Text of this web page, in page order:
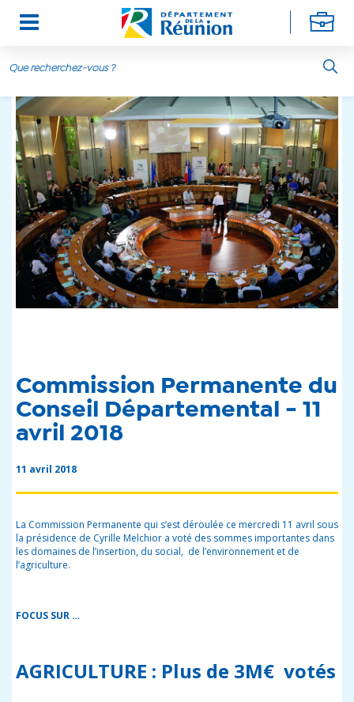
Aller au contenu principal
Commission Permanente du
Conseil Départemental - 11
avril 2018
11 avril 2018
La Commission Permanente qui s’est déroulée ce mercredi 11 avril sous
la présidence de Cyrille Melchior a voté des sommes importantes dans
les domaines de l’insertion, du social, de l’environnement et de
l’agriculture.
FOCUS SUR …
AGRICULTURE : Plus de 3M€ votés